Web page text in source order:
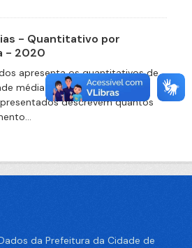
- Quantitativo por
- 2020
apresenta os quantitativos de
média no intervalo de 15
descrevem quantos
da Prefeitura da Cidade de